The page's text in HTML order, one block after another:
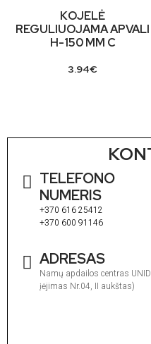
KOJELĖ
REGULIUOJAMA APVALI
H-150 MM C
3.94€
TELEFONO
NUMERIS
+370 616 25412
+370 600 91146
ADRESAS
Namų apdailos centras
įėjimas Nr.04, II aukštas)